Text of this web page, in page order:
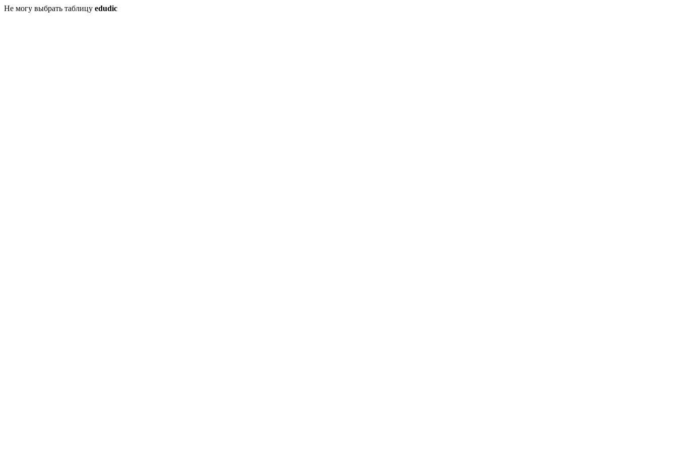
Не могу выбрать таблицу edudic